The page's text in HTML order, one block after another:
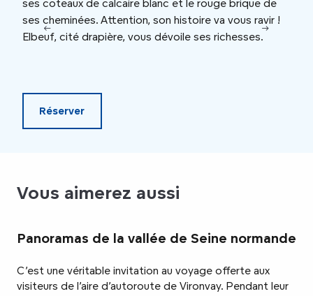
ses coteaux de calcaire blanc et le rouge brique de
ses cheminées. Attention, son histoire va vous ravir !
Elbeuf, cité drapière, vous dévoile ses richesses.
Réserver
Vous aimerez aussi
Panoramas de la vallée de Seine normande
C’est une véritable invitation au voyage offerte aux
visiteurs de l’aire d’autoroute de Vironvay. Pendant leur